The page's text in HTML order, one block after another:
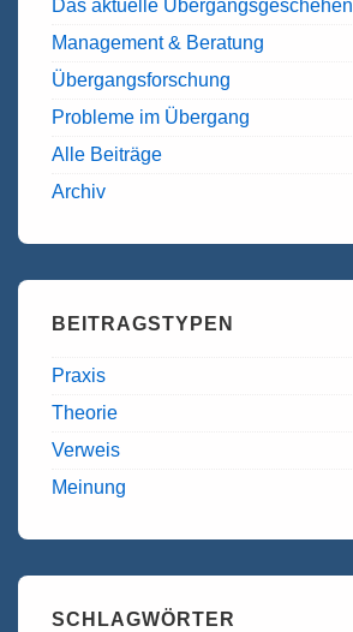
Das aktuelle Übergangsgeschehen
Management & Beratung
Übergangsforschung
Probleme im Übergang
Alle Beiträge
Archiv
BEITRAGSTYPEN
Praxis
Theorie
Verweis
Meinung
SCHLAGWÖRTER